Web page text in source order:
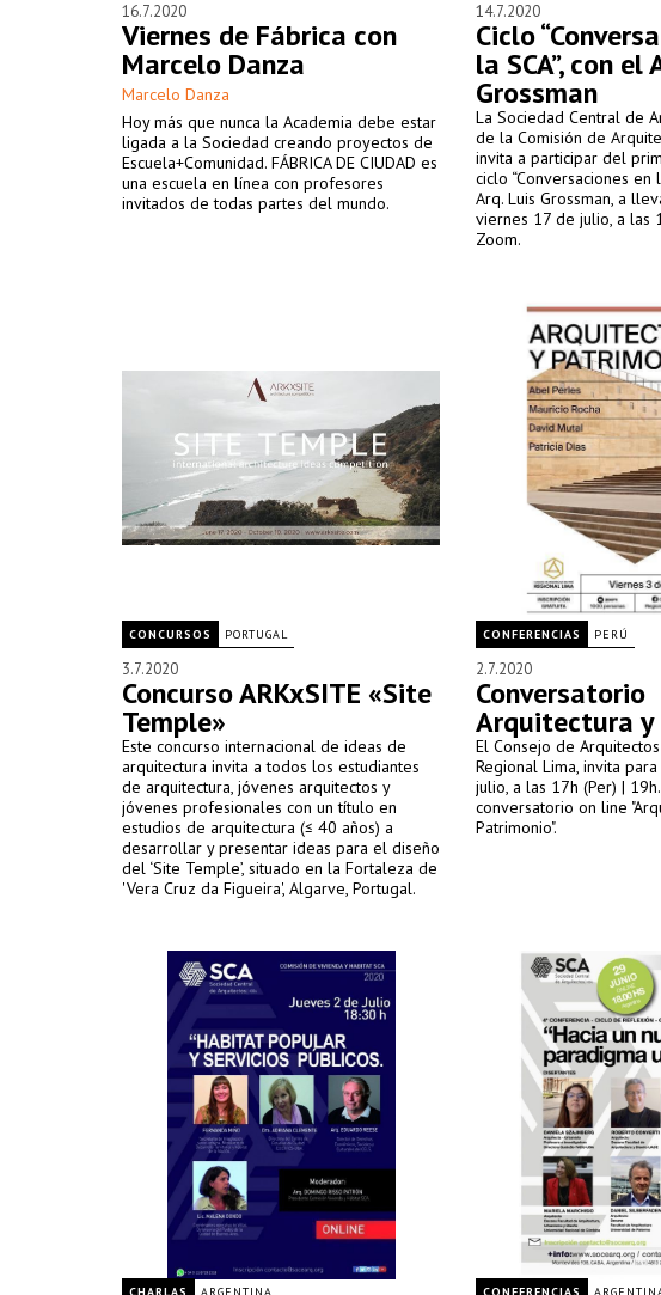
16.7.2020
Viernes de Fábrica con
Marcelo Danza
Marcelo Danza
Hoy más que nunca la Academia debe estar
ligada a la Sociedad creando proyectos de
Escuela+Comunidad. FÁBRICA DE CIUDAD es
una escuela en línea con profesores
invitados de todas partes del mundo.
14.7.2020
Ciclo
la SCA”, con el
Grossman
La Sociedad Central de
de la Comisión de
invita a participar del
ciclo “Conversaciones en
Arq. Luis Grossman, a
viernes 17 de julio, a las
Zoom.
CONCURSOS PORTUGAL
3.7.2020
Concurso ARKxSITE «Site
Temple»
Este concurso internacional de ideas de
arquitectura invita a todos los estudiantes
de arquitectura, jóvenes arquitectos y
jóvenes profesionales con un título en
estudios de arquitectura (≤ 40 años) a
desarrollar y presentar ideas para el diseño
del ‘Site Temple’, situado en la Fortaleza de
'Vera Cruz da Figueira', Algarve, Portugal.
CONFERENCIAS PERÚ
2.7.2020
Conversatorio
Arquitectura y
El Consejo de
Regional Lima, invita
julio, a las 17h (Per) |
conversatorio on line
Patrimonio".